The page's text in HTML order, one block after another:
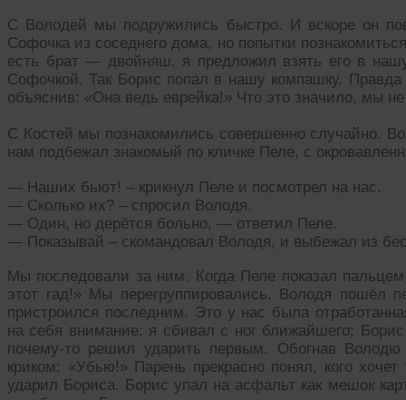
С Володей мы подружились быстро. И вскоре он
Софочка из соседнего дома, но попытки
есть брат — двойняш, я предложил взять его в
Софочкой. Так Борис попал в нашу компашку.
объяснив: «Она ведь еврейка!» Что это значило, мы
С Костей мы познакомились совершенно случайно.
нам подбежал знакомый по кличке Пеле, с
— Наших бьют! – крикнул Пеле и посмотрел на нас.
— Сколько их? – спросил Володя.
— Один, но дерётся больно, — ответил Пеле.
— Показывай – скомандовал Володя, и выбежал из
Мы последовали за ним. Когда Пеле показал
этот гад!» Мы перегруппировались. Володя пошёл
пристроился последним. Это у нас была
на себя внимание; я сбивал с ног ближайшего;
почему-то решил ударить первым. Обогнав
криком: «Убью!» Парень прекрасно понял, кого
ударил Бориса. Борис упал на асфальт как мешок